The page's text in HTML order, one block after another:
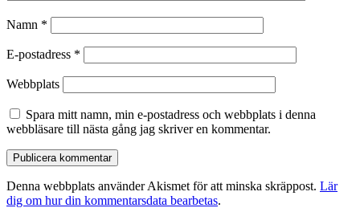
Namn *
E-postadress *
Webbplats
Spara mitt namn, min e-postadress och webbplats i denna
webbläsare till nästa gång jag skriver en kommentar.
Denna webbplats använder Akismet för att minska skräppost. Lär
dig om hur din kommentarsdata bearbetas.